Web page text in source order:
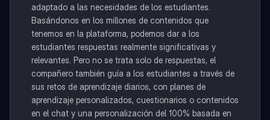
adaptado a las necesidades de los estudiantes.
Basándonos en los millones de contenidos que
tenemos en la plataforma, podemos dar a los
estudiantes respuestas realmente significativas y
relevantes. Pero no se trata solo de respuestas, el
compañero también guía a los estudiantes a través de
sus retos de aprendizaje diarios, con planes de
aprendizaje personalizados, cuestionarios o contenidos
en el chat y una personalización del 100% basada en